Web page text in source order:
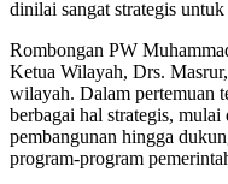
dinilai sangat strategis
Rombongan PW
Ketua Wilayah, Drs.
wilayah. Dalam pertemuan
berbagai hal strategis, mulai
pembangunan hingga
program-program